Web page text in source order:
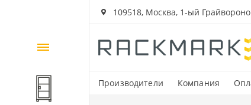
109518, Москва, 1-ый
Производители Компания
Каталог
товаров
Шкафы и стойки